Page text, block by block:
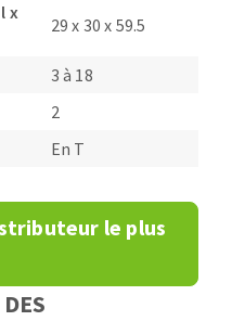
x
29 x 30 x 59.5
3 à 18
2
En T
le plus